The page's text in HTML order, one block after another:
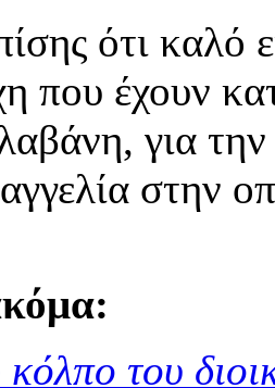
ότι καλό
που έχουν
για την
στην
κόλπο του